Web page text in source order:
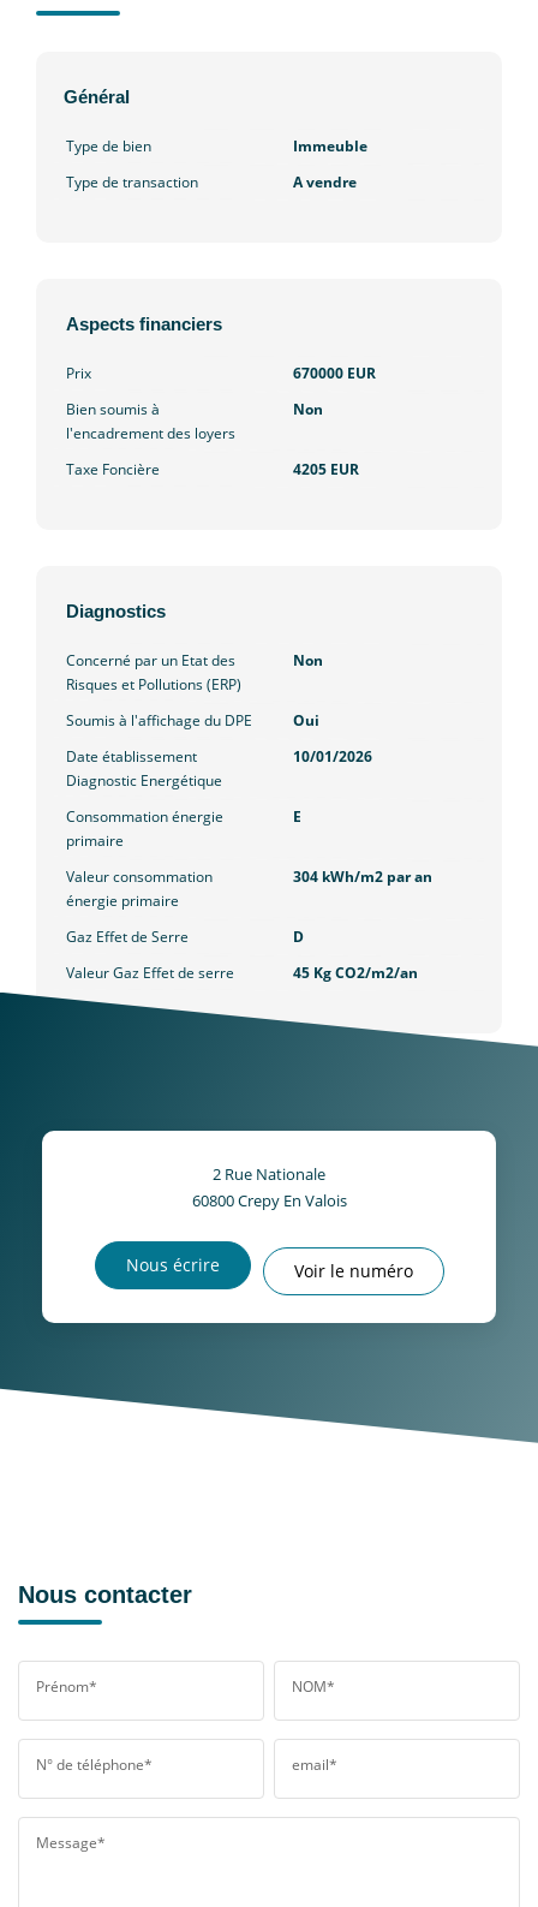
Général
Type de bien
Immeuble
Type de transaction
A vendre
Aspects financiers
Prix
670000 EUR
Bien soumis à
l'encadrement des loyers
Non
Taxe Foncière 4205 EUR
Diagnostics
Concerné par un Etat des
Risques et Pollutions (ERP)
Non
Soumis à l'affichage du DPE
Oui
Date établissement
Diagnostic Energétique
10/01/2026
Consommation énergie
primaire
E
Valeur consommation
énergie primaire
304 kWh/m2 par an
Gaz Effet de Serre
D
Valeur Gaz Effet de serre
45 Kg CO2/m2/an
2 Rue Nationale
60800Crepy En Valois
Nous écrire Voir le numéro
Nous contacter
Prénom* NOM*
N° de téléphone* email*
Message*